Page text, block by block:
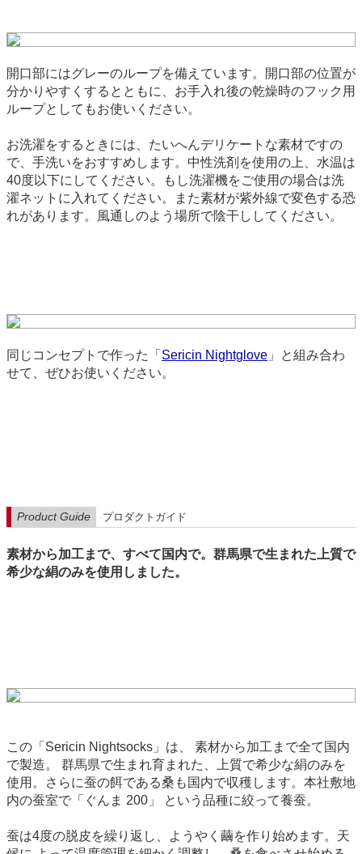
開口部にはグレーのループを備えています。開口部の位置が
分かりやすくするとともに、お手入れ後の乾燥時のフック用
ループとしてもお使いください。
お洗濯をするときには、たいへんデリケートな素材ですの
で、手洗いをおすすめします。中性洗剤を使用の上、水温は
40度以下にしてください。もし洗濯機をご使用の場合は洗
濯ネットに入れてください。また素材が紫外線で変色する恐
れがあります。風通しのよう場所で陰干ししてください。
同じコンセプトで作った「 Sericin Nightglove 」と組み合わ
せて、ぜひお使いください。
Product Guide プロダクトガイド
素材から加工まで、すべて国内で。群馬県で生まれた上質で
希少な絹のみを使用しました。
この「Sericin Nightsocks」は、 素材から加工まで全て国内
で製造。 群馬県で生まれ育まれた、上質で希少な絹のみを
使用。さらに蚕の餌である桑も国内で収穫します。本社敷地
内の蚕室で「ぐんま 200」 という品種に絞って養蚕。
蚕は4度の脱皮を繰り返し、ようやく繭を作り始めます。天